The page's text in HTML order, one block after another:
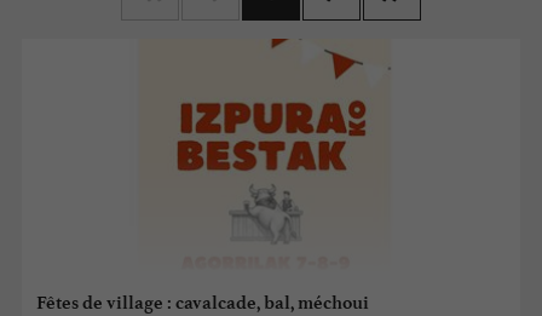
Fêtes de village : cavalcade, bal, méchoui